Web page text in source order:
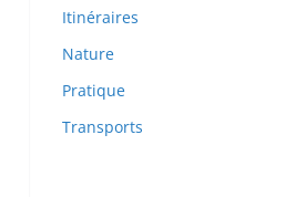
Itinéraires
Nature
Pratique
Transports